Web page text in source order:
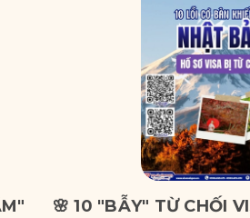
🌸 10 "BẪY" TỪ CHỐI